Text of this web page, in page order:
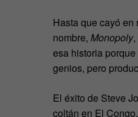
Hasta que cayó en
nombre, Monopoly,
esa historia
genios, pero
El éxito de Steve
coltán en El